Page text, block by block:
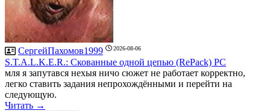
СергейПахомов1999 2026-08-06
S.T.A.L.K.E.R.: Скованные одной цепью (RePack) PC
мля я запутався нехыя ничо сюжет не работает корректно,
легко ставить задания непрохождёнными и перейти на
следующую.
Читать →